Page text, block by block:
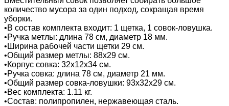
количество мусора за один подход, сокращая время
уборки.
•В состав комплекта входит: 1 щетка, 1 совок-ловушка.
•Ручка метлы: длина 78 см, диаметр 18 мм.
•Ширина рабочей части щетки 29 см.
•Общий размер метлы: 88х29 см.
•Корпус совка: 32х12х34 см.
•Ручка совка: длина 78 см, диаметр 21 мм.
•Общий размер совка-ловушки: 93х32х29 см.
•Вес комплекта: 1.11 кг.
•Состав: полипропилен, нержавеющая сталь.